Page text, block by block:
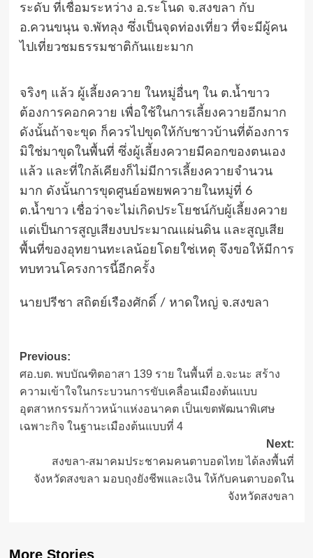
ระดับ ที่เชื่อมระหว่าง อ.ระโนด จ.สงขลา กับ
อ.ควนขนุน จ.พัทลุง ซึ่งเป็นจุดท่องเที่ยว ที่จะมีผู้คน
ไปเที่ยวชมธรรมชาติกันแยะมาก
จริงๆ แล้ว ผู้เลี้ยงควาย ในหมู่อื่นๆ ใน ต.น้ำขาว
ต้องการคอกควาย เพื่อใช้ในการเลี้ยงควายอีกมาก
ดังนั้นถ้าจะขุด ก็ควรไปขุดให้กับชาวบ้านที่ต้องการ
มิใช่มาขุดในพื้นที่ ซึ่งผู้เลี้ยงควายมีคอกของตนเอง
แล้ว และที่ใกล้เคียงก็ไม่มีการเลี้ยงควายจำนวน
มาก ดังนั้นการขุดศูนย์อพยพควายในหมู่ที่ 6
ต.น้ำขาว เชื่อว่าจะไม่เกิดประโยชน์กับผู้เลี้ยงควาย
แต่เป็นการสูญเสียงบประมาณแผ่นดิน และสูญเสีย
พื้นที่ของอุทยานทะเลน้อยโดยใช่เหตุ จึงขอให้มีการ
ทบทวนโครงการนี้อีกครั้ง
นายปรีชา สถิตย์เรืองศักดิ์ / หาดใหญ่ จ.สงขลา
Post
navigation
Previous:
ศอ.บต. พบบัณฑิตอาสา 139 ราย ในพื้นที่ อ.จะนะ สร้าง
ความเข้าใจในกระบวนการขับเคลื่อนเมืองต้นแบบ
อุตสาหกรรมก้าวหน้าแห่งอนาคต เป็นเขตพัฒนาพิเศษ
เฉพาะกิจ ในฐานะเมืองต้นแบบที่ 4
Next:
สงขลา-สมาคมประชาคมคนตาบอดไทย ได้ลงพื้นที่
จังหวัดสงขลา มอบถุงยังชีพและเงิน ให้กับคนตาบอดใน
จังหวัดสงขลา
More Stories